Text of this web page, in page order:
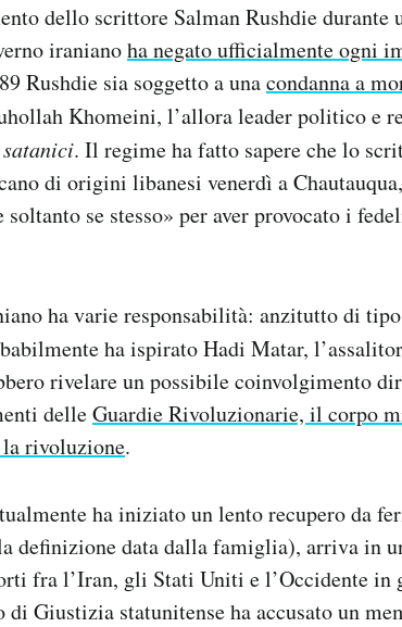
dello scrittore Salman Rushdie durante
iranianoha negato ufficialmente ogni
Rushdie sia soggetto a unacondanna a
Khomeini, l’allora leader politico e
. Il regime ha fatto sapere che lo
di origini libanesi venerdì a
se stesso» per aver provocato i
ha varie responsabilità: anzitutto di
ha ispirato Hadi Matar,
rivelare un possibile coinvolgimento
delleGuardie Rivoluzionarie, il corpo
rivoluzione.
ha iniziato un lento recupero da
definizione data dalla famiglia), arriva in
fra l’Iran, gli Stati Uniti e l’Occidente in
Giustizia statunitense ha accusato un